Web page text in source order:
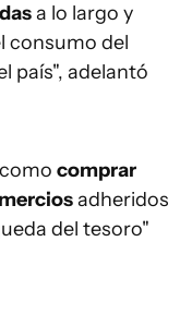
a lo largo y
consumo del
país", adelantó
comprar
adheridos
del tesoro"